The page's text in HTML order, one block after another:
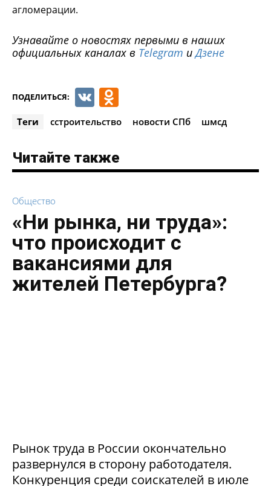
агломерации.
Узнавайте о новостях первыми в наших
официальных каналах в Telegram иДзене
ПОДЕЛИТЬСЯ: VK
Теги cстроительство новости СПб шмсд
Читайте также
Общество
«Ни рынка, ни труда»:
что происходит с
вакансиями для
жителей Петербурга?
Рынок труда в России окончательно
развернулся в сторону работодателя.
Конкуренция среди соискателей в июле